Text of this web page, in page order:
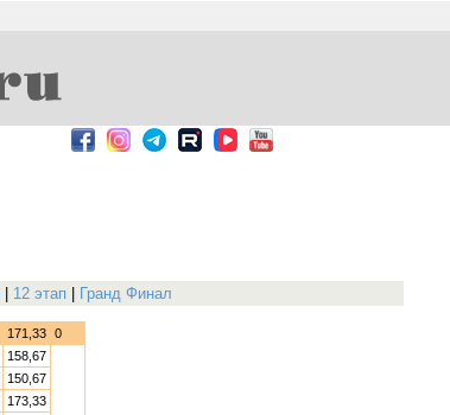
12 этап Гранд Финал
171,33 0
158,67
150,67
173,33